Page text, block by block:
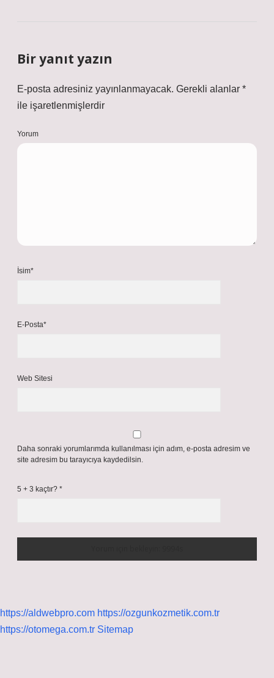
Bir yanıt yazın
E-posta adresiniz yayınlanmayacak. Gerekli alanlar *
ile işaretlenmişlerdir
Yorum
İsim*
E-Posta*
Web Sitesi
Daha sonraki yorumlarımda kullanılması için adım, e-posta adresim ve
site adresim bu tarayıcıya kaydedilsin.
5 + 3 kaçtır? *
https://aldwebpro.com https://ozgunkozmetik.com.tr
https://otomega.com.tr Sitemap